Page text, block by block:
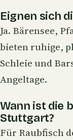
Eignen sich
Ja. Bärensee,
bieten ruhige,
Schleie und
Angeltage.
Wann ist die
Stuttgart?
Für Raubfisch